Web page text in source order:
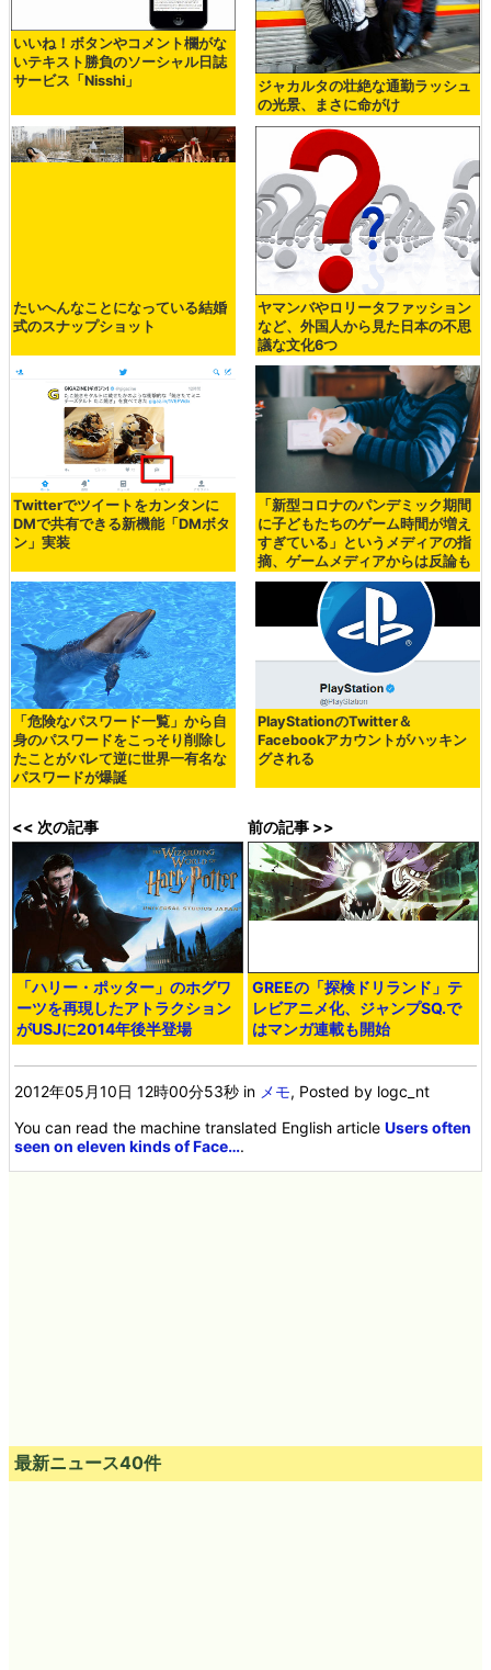
いいね！ボタンやコメント欄がな
いテキスト勝負のソーシャル日誌
サービス「Nisshi」
ジャカルタの壮絶な通勤ラッシュ
の光景、まさに命がけ
たいへんなことになっている結婚
式のスナップショット
ヤマンバやロリータファッション
など、外国人から見た日本の不思
議な文化6つ
Twitterでツイートをカンタンに
DMで共有できる新機能「DMボタ
ン」実装
「新型コロナのパンデミック期間
に子どもたちのゲーム時間が増え
すぎている」というメディアの指
摘、ゲームメディアからは反論も
「危険なパスワード一覧」から自
身のパスワードをこっそり削除し
たことがバレて逆に世界一有名な
パスワードが爆誕
PlayStationのTwitter＆
Facebookアカウントがハッキン
グされる
<< 次の記事
「ハリー・ポッター」のホグワ
ーツを再現したアトラクション
がUSJに2014年後半登場
前の記事 >>
GREEの「探検ドリランド」テ
レビアニメ化、ジャンプSQ.で
はマンガ連載も開始
2012年05月10日 12時00分53秒 in メモ, Posted by logc_nt
You can read the machine translated English articleUsers often
seen on eleven kinds of Face….
最新ニュース40件